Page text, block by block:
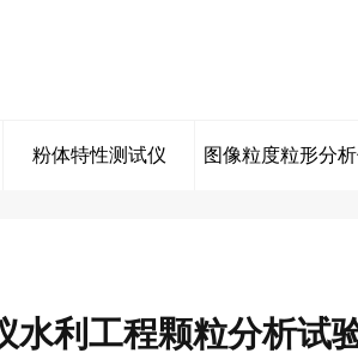
粉体特性测试仪 图像粒度粒形分
水利工程颗粒分析试